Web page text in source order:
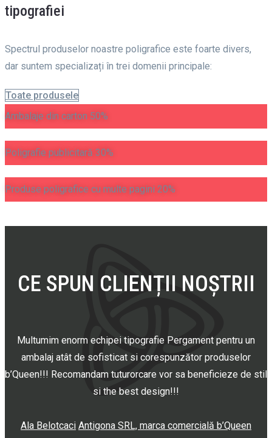
tipografiei
Spectrul produselor noastre poligrafice este foarte divers,
dar suntem specializați în trei domenii principale:
Toate produsele
Ambalaje din carton 50%
Poligrafie publicitară 30%
Produse poligrafice cu multe pagini 20%
CE SPUN CLIENȚII NOȘTRII
Multumim enorm echipei tipografie Pergament pentru un
ambalaj atât de sofisticat si corespunzător produselor
b’Queen!!! Recomandam tuturorcare vor sa beneficieze de stil
si the best design!!!
Ala Belotcaci Antigona SRL, marca comercială b’Queen